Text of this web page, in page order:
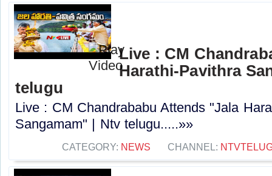
Live : CM
Harathi-Pavithra
telugu
Live : CM Chandrababu Attends "Jala
Sangamam" | Ntv telugu.....»»
CATEGORY: NEWS CHANNEL: